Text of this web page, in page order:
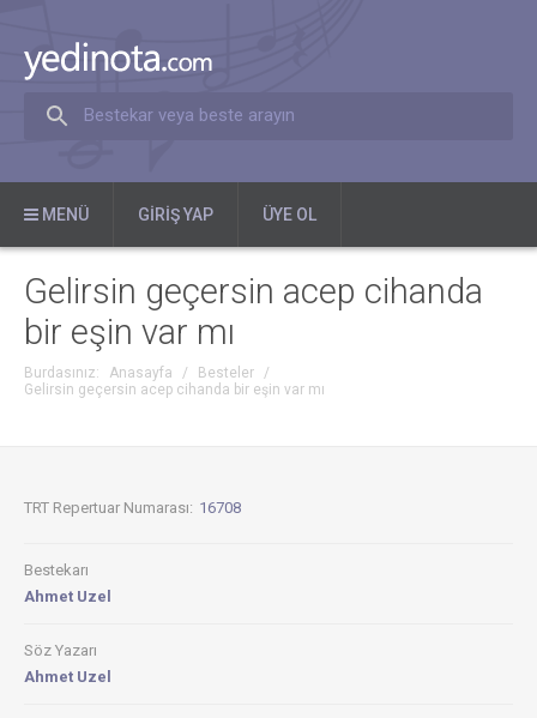
Bestekar veya beste arayın
MENÜ GIRIŞ YAP ÜYE OL
Gelirsin geçersin acep cihanda
bir eşin var mı
Burdasınız: Anasayfa / Besteler
/
Gelirsin geçersin acep cihanda bir eşin var mı
TRT Repertuar Numarası: 16708
Bestekarı
Ahmet Uzel
Söz Yazarı
Ahmet Uzel